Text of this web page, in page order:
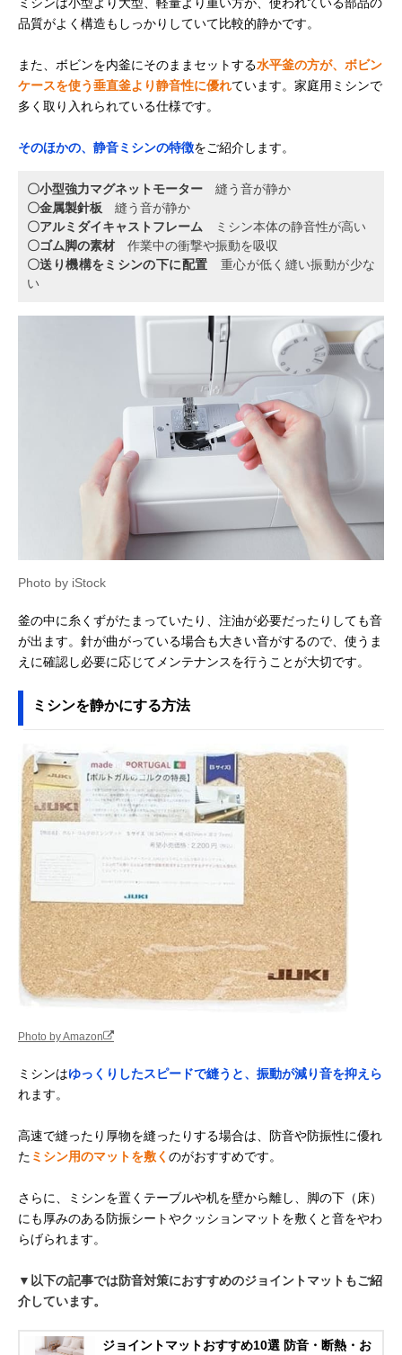
ミシンは小型より大型、軽量より重い方が、使われている部品の
品質がよく構造もしっかりしていて比較的静かです。
また、ボビンを内釜にそのままセットする水平釜の方が、ボビン
ケースを使う垂直釜より静音性に優れています。家庭用ミシンで
多く取り入れられている仕様です。
そのほかの、静音ミシンの特徴をご紹介します。
〇小型強力マグネットモーター 縫う音が静か
〇金属製針板 縫う音が静か
〇アルミダイキャストフレーム ミシン本体の静音性が高い
〇ゴム脚の素材 作業中の衝撃や振動を吸収
〇送り機構をミシンの下に配置 重心が低く縫い振動が少な
い
Photo by iStock
釜の中に糸くずがたまっていたり、注油が必要だったりしても音
が出ます。針が曲がっている場合も大きい音がするので、使うま
えに確認し必要に応じてメンテナンスを行うことが大切です。
ミシンを静かにする方法
Photo by Amazon
ミシンはゆっくりしたスピードで縫うと、振動が減り音を抑えら
れます。
高速で縫ったり厚物を縫ったりする場合は、防音や防振性に優れ
た ミシン用のマットを敷く のがおすすめです。
さらに、ミシンを置くテーブルや机を壁から離し、脚の下（床）
にも厚みのある防振シートやクッションマットを敷くと音をやわ
らげられます。
▼以下の記事では防音対策におすすめのジョイントマットもご紹
介しています。
ジョイントマットおすすめ10選 防音・断熱・お